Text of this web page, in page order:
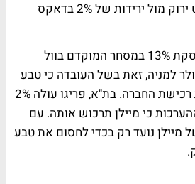
הסיבה שהמעו"ף כמעט ירוק מול ירידות של 2% בדאקס
מנגד, מניית מיילן מתרסקת 13% במסחר המוקדם בוול
לשער של 66 דולר למניה, זאת בשל העובדה כי טבע
ירדה סופית מאפשרות רכישת החברה. בת"א, פריגו עולה 2%
כי מיילן תרכוש אותה. עם
מיילן נועד רק בכדי לחסום את טבע